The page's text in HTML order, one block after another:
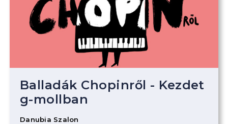
Balladák Chopinről - Kezdet
g-mollban
Danubia Szalon